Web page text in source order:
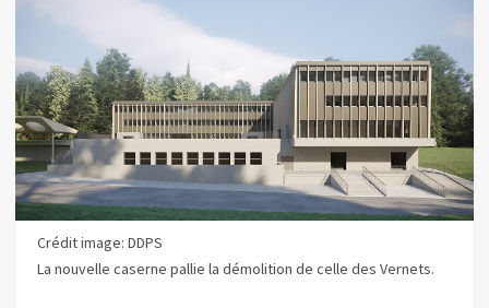
Crédit image: DDPS
La nouvelle caserne pallie la démolition de celle des Vernets.